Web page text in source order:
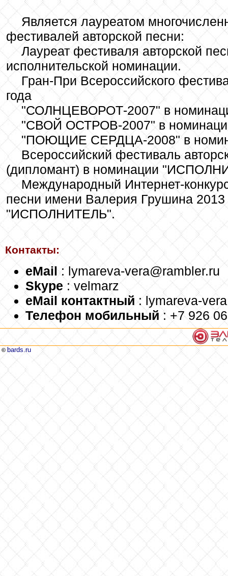
Является лауреатом
фестивалей авторской песни:
Лауреат фестиваля авторской
исполнительской номинации.
Гран-При Всероссийского
года
"СОЛНЦЕВОРОТ-2007" в
"СВОЙ ОСТРОВ-2007" в
"ПОЮЩИЕ СЕРДЦА-2008" в
Всероссийский фестиваль
(дипломант) в номинации
Международный Интернет-
песни имени Валерия Грушина
"ИСПОЛНИТЕЛЬ".
Контакты:
eMail: lymareva-vera@rambler.ru
Skype : velmarz
еMail контактный: lymareva-
Телефон мобильный : +7 926
© bards.ru